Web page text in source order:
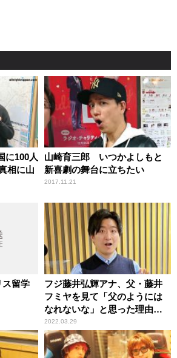
に100人
相に山
山崎育三郎 いつかよしもと
新喜劇の舞台に立ちたい
2017.11.21
留学
フジ藤井弘輝アナ、父・藤井
フミヤを見て「父のようには
なれないな」と思った理由を
告白
2022.03.29